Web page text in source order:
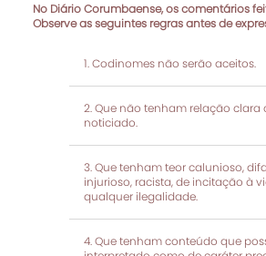
No Diário Corumbaense, os comentários
Observe as seguintes regras antes de
Codinomes não serão aceitos.
Que não tenham relação clara
noticiado.
Que tenham teor calunioso,
injurioso, racista, de incitação à
qualquer ilegalidade.
Que tenham conteúdo que